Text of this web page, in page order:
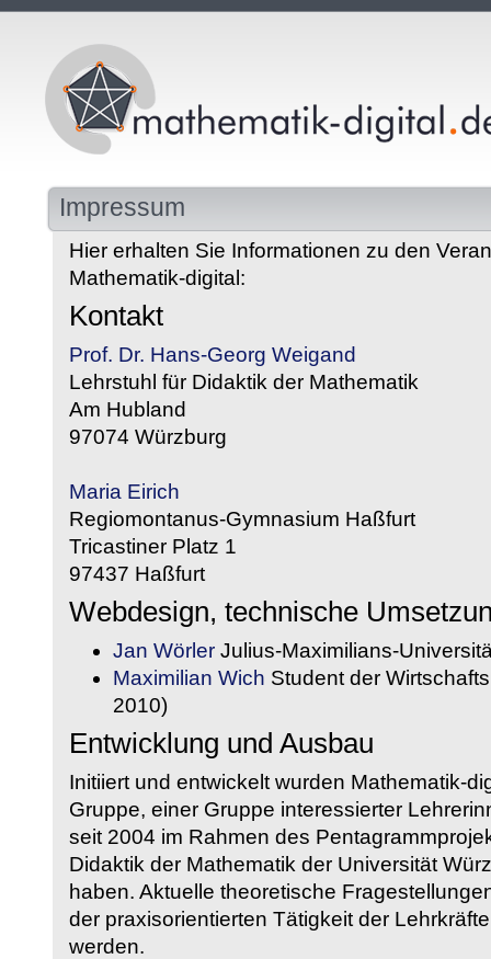
Impressum
Hier erhalten Sie Informationen zu den
Mathematik-digital:
Kontakt
Prof. Dr. Hans-Georg Weigand
Lehrstuhl für Didaktik der Mathematik
Am Hubland
97074 Würzburg
Maria Eirich
Regiomontanus-Gymnasium Haßfurt
Tricastiner Platz 1
97437 Haßfurt
Webdesign, technische
Jan Wörler Julius-Maximilians-
Maximilian Wich Student der
2010)
Entwicklung und Ausbau
Initiiert und entwickelt wurden Mathematik-
Gruppe, einer Gruppe interessierter
seit 2004 im Rahmen des
Didaktik der Mathematik der Universität
haben. Aktuelle theoretische
der praxisorientierten Tätigkeit der
werden.